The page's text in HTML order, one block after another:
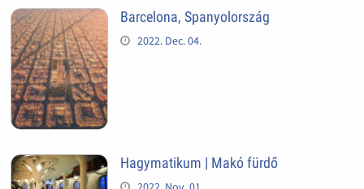
Barcelona, Spanyolország
2022. Dec. 04.
Hagymatikum | Makó fürdő